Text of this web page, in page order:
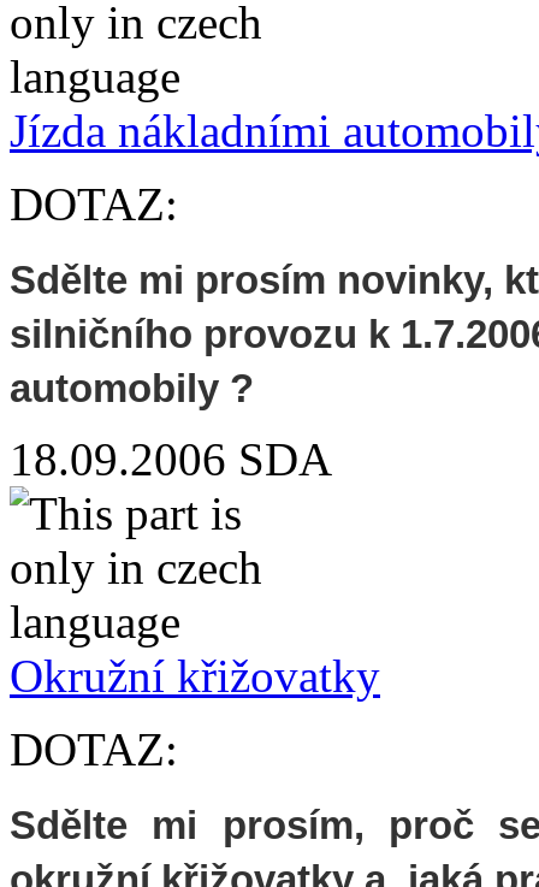
Jízda nákladními
DOTAZ:
Sdělte mi prosím novinky,
silničního provozu k
automobily ?
18.09.2006 SDA
Okružní křižovatky
DOTAZ:
Sdělte mi prosím, proč